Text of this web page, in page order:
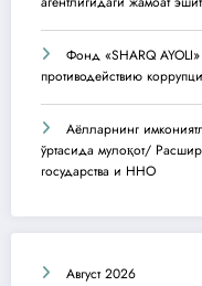
Фонд «SHARQ
противодействию
Аёлларнинг
ўртасида мулоқот/
государства и ННО
Август 2026